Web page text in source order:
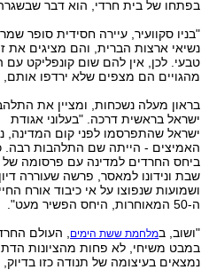
בפתחו של בית חרדי, הוא דבר
"בניו סקוועיר, עיירה חסידית סופר
נשיאי ארצות הברית, והם מציגים את
טבעי. לכן, אין להם שום קונפליקט עם
מהגויים הם מצפים שלא ירדפו
בראון מעלה נשכחות, ומציין את
ישראל בראשית דרכה. "בעלוני אגודת
ישראל שהתפרסמו לפני קום המדינה,
ביחס החרדים למדינה עם פרסומה
שבת ונידונו למאסר, פרשה שעוררה
ושמועות שנפוצו על אי כיבוד אורח
ה-50 המאוחרות, היחס הפשיר מעט".
"ושוב, במלחמת ששת הימים
, העולם
במבט משיחי, לא פחות מהציונות
נמצאים בעיצומה של תנודה כזו